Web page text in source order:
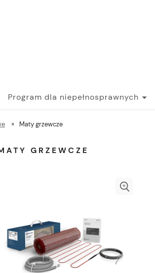
Program dla niepełnosprawnych
» Maty grzewcze
GRZEWCZE